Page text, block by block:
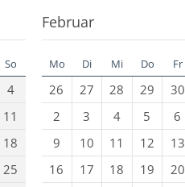
So
4
11
18
25
Februar
Mo Di Mi Do Fr
26 27 28 29 30
2
3 4 5 6
9
10 11 12 13
16
17 18 19 20